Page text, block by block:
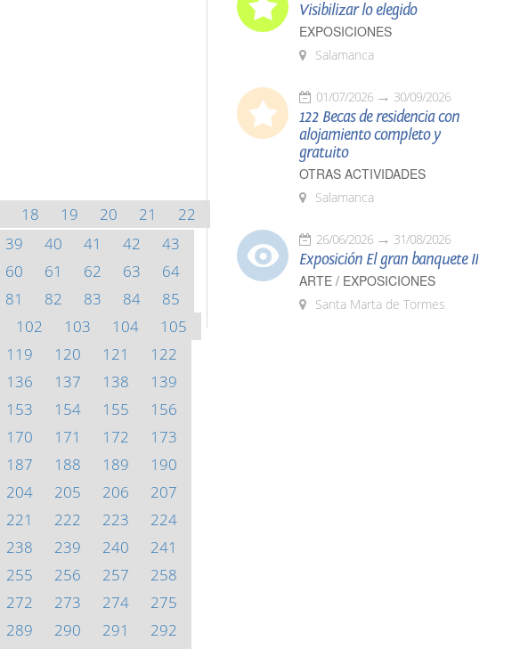
18 19 20 21
22
39 40 41 42
43
60 61 62 63
64
81 82 83 84
85
102 103 104
105
119 120 121
122
136 137 138
139
153 154 155
156
170 171 172
173
187 188 189
190
204 205 206
207
221 222 223
224
238 239 240
241
255 256 257
258
272 273 274
275
289 290 291
292
Visibilizar lo elegido
EXPOSICIONES
Salamanca
01/07/2026 30/09/2026
122 Becas de residencia con
alojamiento completo y
gratuito
OTRAS ACTIVIDADES
Salamanca
26/06/2026 31/08/2026
Exposición El gran banquete II
ARTE / EXPOSICIONES
Santa Marta de Tormes